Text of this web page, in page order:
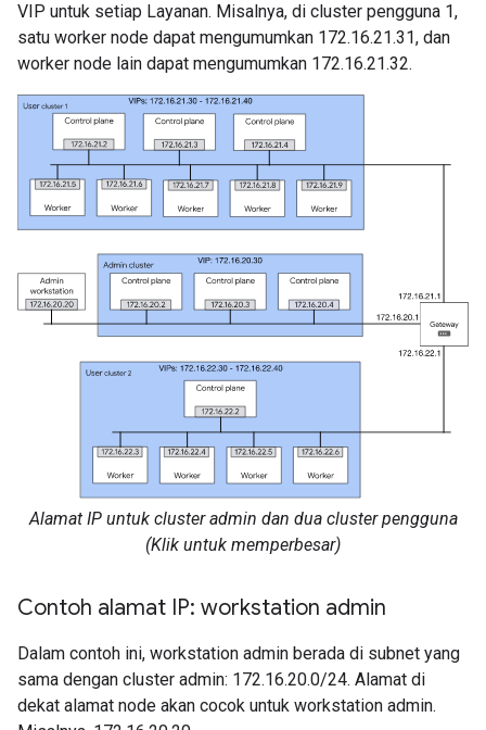
VIP untuk setiap Layanan. Misalnya, di cluster pengguna 1,
satu worker node dapat mengumumkan 172.16.21.31, dan
worker node lain dapat mengumumkan 172.16.21.32.
Alamat IP untuk cluster admin dan dua cluster pengguna
(Klik untuk memperbesar)
Contoh alamat IP: workstation admin
Dalam contoh ini, workstation admin berada di subnet yang
sama dengan cluster admin: 172.16.20.0/24. Alamat di
dekat alamat node akan cocok untuk workstation admin.